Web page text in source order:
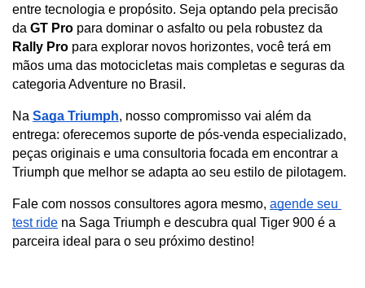
entre tecnologia e propósito. Seja optando pela precisão
da GT Pro
Rally Pro para explorar novos horizontes, você terá em
mãos uma das motocicletas mais completas e seguras da
categoria Adventure no Brasil.
Na Saga Triumph, nosso compromisso vai além da
entrega: oferecemos suporte de pós-venda especializado,
peças originais e uma consultoria focada em encontrar a
Triumph que melhor se adapta ao seu estilo de pilotagem.
Fale com nossos consultores agora mesmo, agende seu
test ride na Saga Triumph e descubra qual Tiger 900 é a
parceira ideal para o seu próximo destino!